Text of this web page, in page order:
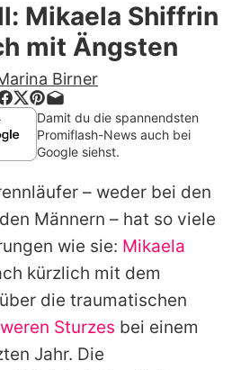
Stars
& Serien
Lifestyle
& Liebe
auf Promiflash
Jobs
runterladen
Team
Mikaela Shiffrin
mit Ängsten
Birner
Damit du die spannendsten
Promiflash-News auch bei
Google siehst.
– weder bei den
Männern – hat so viele
wie sie: Mikaela
kürzlich mit dem
über die traumatischen
Sturzes bei einem
Jahr. Die